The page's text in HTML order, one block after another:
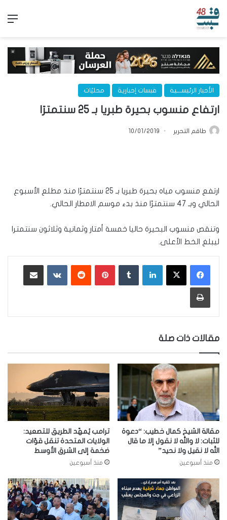
الأخبار الرئيســـية قبسات إخبارية محليّات
ارتفاع منسوب بحيرة طبريا بـ 25 سنتمترًا
طاقم التحرير 10/01/2019
ارتفع منسوب مياه بحيرة طبريا بـ 25 سنتمترًا منذ مطلع الأسبوع
الحالي وبـ 47 سنتمترًا منذ بدء موسم الامطار الحالي.
وتنقص منسوب البحيرة حاليا خمسة أمتار وثمانية وثلاثون سنتمترا
ليبلغ الخط الأعلى.
لينكدإن بينتيريست ‏VKontakte
طباعة
مقالات ذات صلة
مقالة الشيخ كمال خطيب: “دعوة
للثبات: لا والله لا نقول إلا ما قال
الله لا نقيل ولا نحيد”
منذ أسبوعين
ترامب يُمهّد الطريق للتصعيد:
الولايات المتحدة تنقل قوّات
ضخمة إلى الشرق الأوسط
منذ أسبوعين